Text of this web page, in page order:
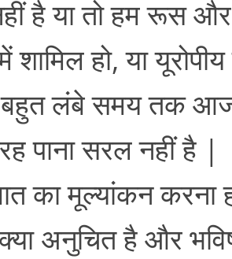
है या तो हम रूस
हो, या
बहुत लंबे समय तक
पाना सरल नहीं है |
का मूल्यांकन करना
अनुचित है और